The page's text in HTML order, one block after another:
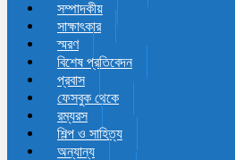
সম্পাদকীয়
সাক্ষাৎকার
স্মরণ
বিশেষ প্রতিবেদন
প্রবাস
ফেসবুক থেকে
রম্যরস
শিল্প ও সাহিত্য
অন্যান্য